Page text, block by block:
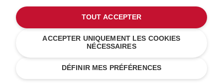
collectées via les cookies, veuillez consulter notre
confidentialité
DÉFINIR MES PRÉFÉRENCES
ACCEPTER UNIQUEMENT LES COOKIES
NÉCESSAIRES
TOUT ACCEPTER